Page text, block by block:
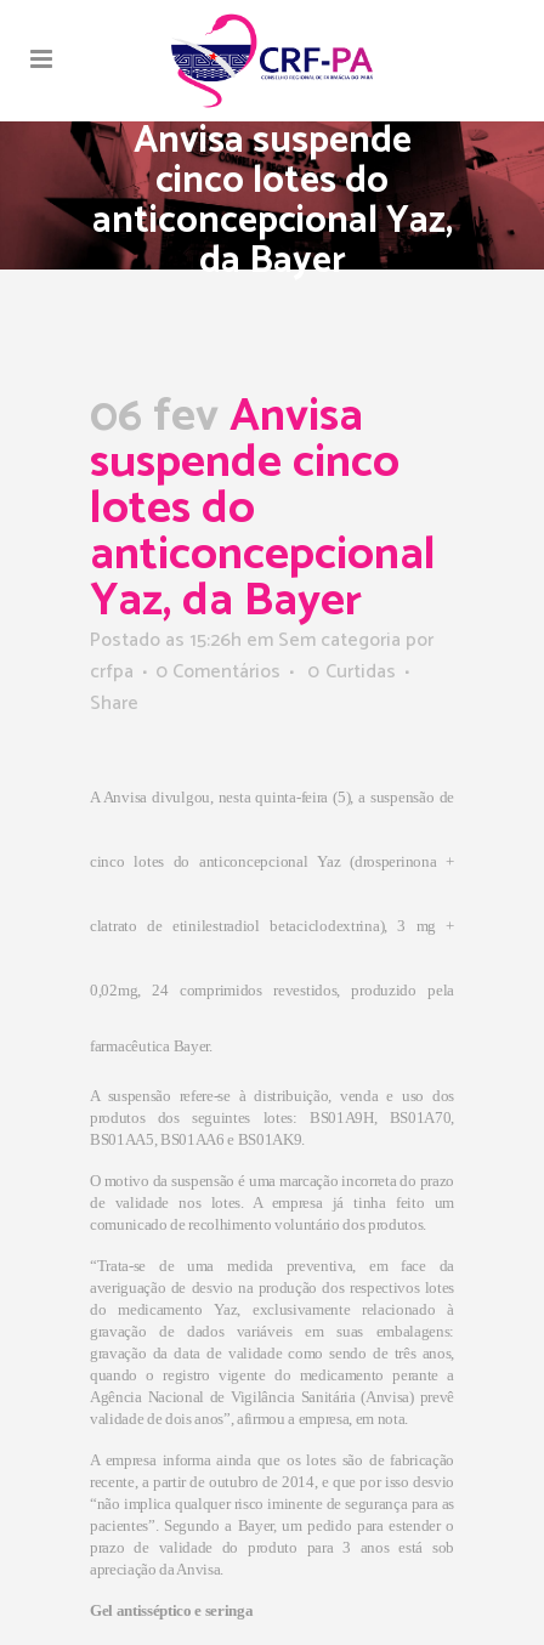
Anvisa suspende
cinco lotes do
anticoncepcional Yaz,
da Bayer
06 fevAnvisa
suspende cinco
lotes do
anticoncepcional
Yaz, da Bayer
Postado as 15:26h em Sem categoria por
crfpa
0 Comentários 0 Curtidas
Share
A Anvisa divulgou, nesta quinta-feira (5), a suspensão de
cinco lotes do anticoncepcional Yaz (drosperinona +
clatrato de etinilestradiol betaciclodextrina),3 mg +
0,02mg, 24 comprimidos revestidos, produzido pela
farmacêutica Bayer.
A suspensão refere-se à distribuição, venda e uso dos
produtos dos seguintes lotes: BS01A9H, BS01A70,
BS01AA5, BS01AA6 e BS01AK9.
O motivo da suspensão é uma marcação incorreta do prazo
de validade nos lotes. A empresa já tinha feito um
comunicado de recolhimento voluntário dos produtos.
“Trata-se de uma medida preventiva, em face da
averiguação de desvio na produção dos respectivos lotes
do medicamento Yaz, exclusivamente relacionado à
gravação de dados variáveis em suas embalagens:
gravação da data de validade como sendo de três anos,
quando o registro vigente do medicamento perante a
Agência Nacional de Vigilância Sanitária (Anvisa) prevê
validade de dois anos”, afirmou a empresa, em nota.
A empresa informa ainda que os lotes são de fabricação
recente, a partir de outubro de 2014, e que por isso desvio
“não implica qualquer risco iminente de segurança para as
pacientes”. Segundo a Bayer, um pedido para estender o
prazo de validade do produto para 3 anos está sob
apreciação da Anvisa.
Gel antisséptico e seringa